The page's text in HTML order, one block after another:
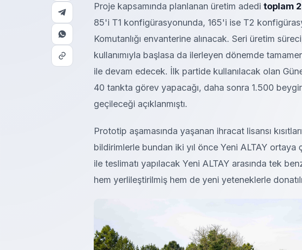
Proje kapsamında planlanan üretim adedi toplam
85'i T1 konfigürasyonunda, 165'i ise T2
Komutanlığı envanterine alınacak. Seri üretim
kullanımıyla başlasa da ilerleyen dönemde
ile devam edecek. İlk partide kullanılacak olan
40 tankta görev yapacağı, daha sonra 1.500
geçileceği açıklanmıştı.
Prototip aşamasında yaşanan ihracat lisansı
bildirimlerle bundan iki yıl önce Yeni ALTAY ortaya
ile teslimatı yapılacak Yeni ALTAY arasında tek
hem yerlileştirilmiş hem de yeni yeteneklerle